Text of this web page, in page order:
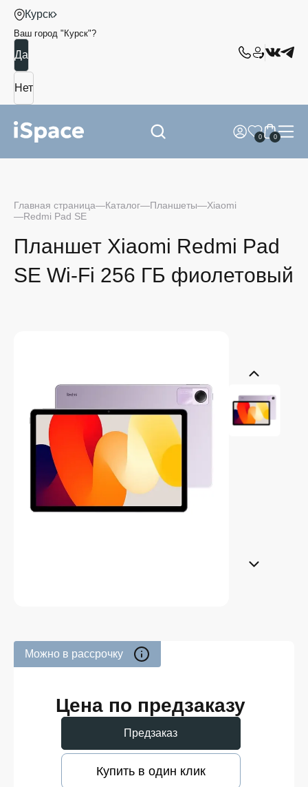
Курск
Ваш город " Курск"?
0 0
Главная страница Каталог Планшеты
Xiaomi
Redmi Pad SE
Планшет Xiaomi Redmi Pad
SE Wi-Fi 256 ГБ фиолетовый
Можно в рассрочку
Цена по предзаказу
Предзаказ
Купить в один клик